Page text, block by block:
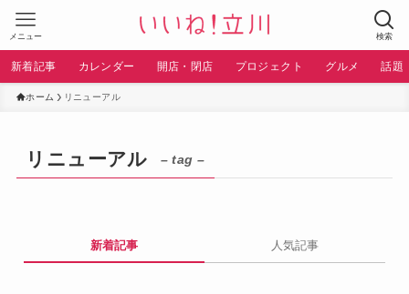
検索
メニュー
新着記事 カレンダー 開店・閉店 プロジェクト グルメ 話題
ホーム リニューアル
リニューアル – tag –
新着記事 人気記事